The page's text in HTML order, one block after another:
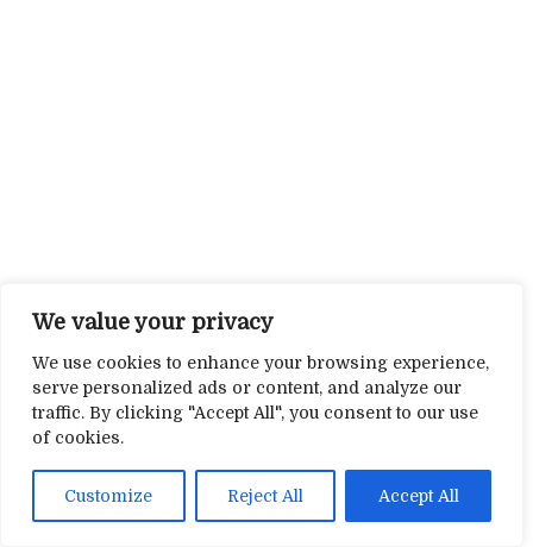
We value your privacy
We use cookies to enhance your browsing experience,
serve personalized ads or content, and analyze our
traffic. By clicking "Accept All", you consent to our use
of cookies.
Customize Reject All Accept All